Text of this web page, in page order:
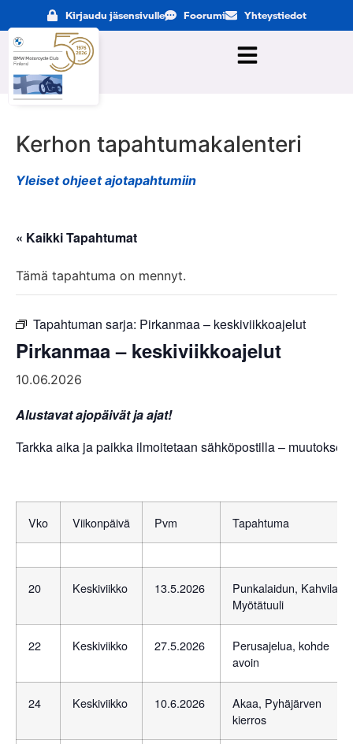
Kirjaudu jäsensivulle Foorumi Yhteystiedot
Kerhon tapahtumakalenteri
Yleiset ohjeet ajotapahtumiin
« Kaikki Tapahtumat
Tämä tapahtuma on mennyt.
Tapahtuman sarja: Pirkanmaa – keskiviikkoajelut
Pirkanmaa – keskiviikkoajelut
10.06.2026
Alustavat ajopäivät ja ajat!
Tarkka aika ja paikka ilmoitetaan sähköpostilla – muutokset
Vko Viikonpäivä Pvm Tapahtuma
20 Keskiviikko 13.5.2026
Punkalaidun, Kahvila
Myötätuuli
22 Keskiviikko 27.5.2026
Perusajelua, kohde
avoin
24 Keskiviikko 10.6.2026
Akaa, Pyhäjärven
kierros